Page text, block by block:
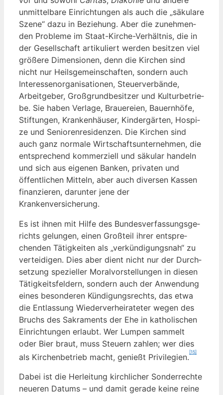
unmit­tel­ba­re Ein­rich­tun­gen als auch die „säku­la­re
Sze­ne“ dazu in Bezie­hung. Aber die zuneh­men­
den Pro­ble­me im Staat-Kir­che-Ver­hält­nis, die in
der Gesell­schaft arti­ku­liert wer­den besit­zen viel
grö­ße­re Dimen­sio­nen, denn die Kir­chen sind
nicht nur Heils­ge­mein­schaf­ten, son­dern auch
Inter­es­sen­or­ga­ni­sa­tio­nen, Steu­er­ver­bän­de,
Arbeit­ge­ber, Groß­grund­be­sit­zer und Kul­tur­be­trie­
be. Sie haben Ver­la­ge, Braue­rei­en, Bau­ern­hö­fe,
Stif­tun­gen, Kran­ken­häu­ser, Kin­der­gär­ten, Hos­pi­
ze und Senio­ren­re­si­den­zen. Die Kir­chen sind
auch ganz nor­ma­le Wirt­schafts­un­ter­neh­men, die
ent­spre­chend kom­mer­zi­ell und säku­lar han­deln
und sich aus eige­nen Ban­ken, pri­va­ten und
öffent­li­chen Mit­teln, aber auch diver­sen Kas­sen
finan­zie­ren, dar­un­ter jene der
Krankenversicherung.
Es ist ihnen mit Hil­fe des Bun­des­ver­fas­sungs­ge­
richts gelun­gen, einen Groß­teil ihrer ent­spre­
chen­den Tätig­kei­ten als „ver­kün­di­gungs­nah“ zu
ver­tei­di­gen. Dies aber dient nicht nur der Durch­
set­zung spe­zi­el­ler Moral­vor­stel­lun­gen in die­sen
Tätig­keits­fel­dern, son­dern auch der Anwen­dung
eines beson­de­ren Kün­di­gungs­rechts, das etwa
die Ent­las­sung Wie­der­ver­hei­ra­te­ter wegen des
Bruchs des Sakra­ments der Ehe in katho­li­schen
Ein­rich­tun­gen erlaubt. Wer Lum­pen sam­melt
oder Bier braut, muss Steu­ern zah­len; wer dies
als Kir­chen­be­trieb macht, genießt Pri­vi­le­gi­en.
[15]
Dabei ist die Her­lei­tung kirch­li­cher Son­der­rech­te
neue­ren Datums – und damit gera­de kei­ne rei­ne